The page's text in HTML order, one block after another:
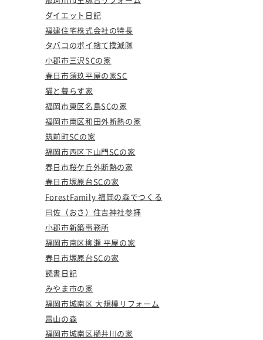
ダイエット日記
福建住宅株式会社の特長
タバコのポイ捨て撲滅隊
小郡市三沢SCの家
春日市須玖平屋の家SC
猫と暮らす家
福岡市東区名島SCの家
福岡市南区和田外断熱の家
筑前町SCの家
福岡市西区下山門SCの家
春日市桜ケ丘外断熱の家
春日市塚原台SCの家
ForestFamily 福岡の森でつくる
曰佐（おさ）住吉神社参拝
小郡市新築事務所
福岡市南区柳瀬 平屋の家
春日市塚原台SCの家
読書日記
みやま市の家
福岡市城南区 大規模リフォーム
雷山の森
福岡市城南区樋井川の家